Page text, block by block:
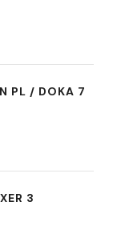
PL / DOKA 7
3